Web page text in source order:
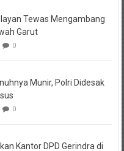
di Pantai Cipalawah